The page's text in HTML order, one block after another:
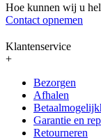
Hoe kunnen wij u
Contact opnemen
Klantenservice
+
Bezorgen
Afhalen
Garantie en
Retourneren